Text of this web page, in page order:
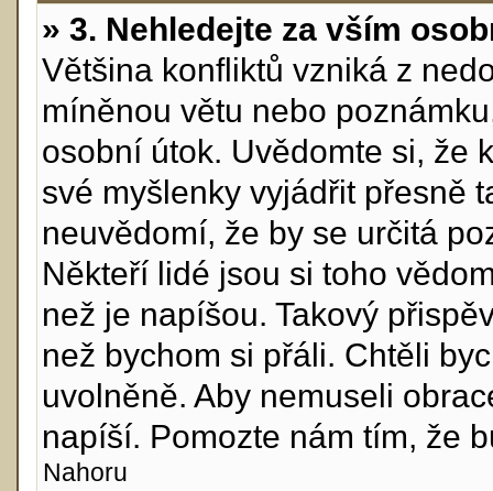
» 3. Nehledejte za vším
Většina konfliktů vzniká z
míněnou větu nebo
osobní útok. Uvědomte si, že
své myšlenky vyjádřit přesně
neuvědomí, že by se určitá
Někteří lidé jsou si toho
než je napíšou. Takový
než bychom si přáli. Chtěli
uvolněně. Aby nemuseli
napíší. Pomozte nám tím, že
Nahoru